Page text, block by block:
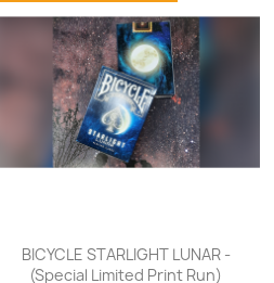
Aperçu rapide
BICYCLE STARLIGHT LUNAR -
(Special Limited Print Run)